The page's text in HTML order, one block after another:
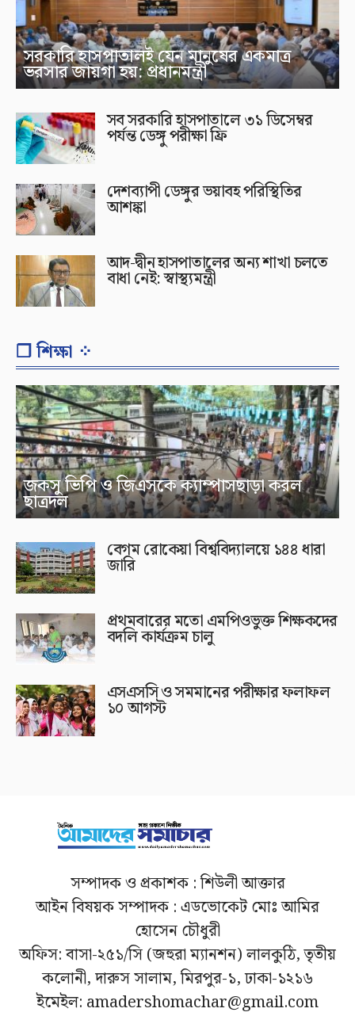
সরকারি হাসপাতালই যেন মানুষের একমাত্র
ভরসার জায়গা হয়: প্রধানমন্ত্রী
সব সরকারি হাসপাতালে ৩১ ডিসেম্বর
পর্যন্ত ডেঙ্গু পরীক্ষা ফ্রি
দেশব্যাপী ডেঙ্গুর ভয়াবহ পরিস্থিতির
আশঙ্কা
আদ-দ্বীন হাসপাতালের অন্য শাখা চলতে
বাধা নেই: স্বাস্থ্যমন্ত্রী
❐ শিক্ষা ⁘
জকসু ভিপি ও জিএসকে ক্যাম্পাসছাড়া করল
ছাত্রদল
বেগম রোকেয়া বিশ্ববিদ্যালয়ে ১৪৪ ধারা
জারি
প্রথমবারের মতো এমপিওভুক্ত শিক্ষকদের
বদলি কার্যক্রম চালু
এসএসসি ও সমমানের পরীক্ষার ফলাফল
১০ আগস্ট
সম্পাদক ও প্রকাশক : শিউলী আক্তার
আইন বিষয়ক সম্পাদক : এডভোকেট মোঃ আমির
হোসেন চৌধুরী
অফিস: বাসা-২৫১/সি (জহুরা ম্যানশন) লালকুঠি, তৃতীয়
কলোনী, দারুস সালাম, মিরপুর-১, ঢাকা-১২১৬
ইমেইল: amadershomachar@gmail.com